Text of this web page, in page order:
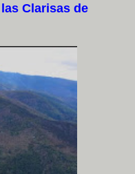
Clarisas de